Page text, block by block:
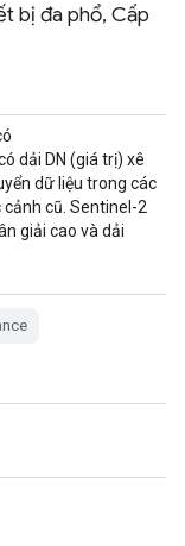
bị đa phổ, Cấp
dải DN (giá trị) xê
dữ liệu trong các
cũ. Sentinel-2
giải cao và dải